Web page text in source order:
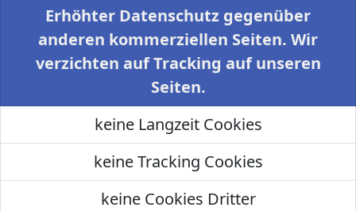
Erhöhter Datenschutz gegenüber
anderen kommerziellen Seiten. Wir
verzichten auf Tracking auf unseren
Seiten.
keine Langzeit Cookies
keine Tracking Cookies
keine Cookies Dritter